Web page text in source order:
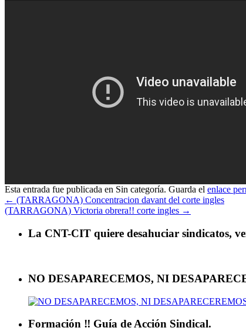
Esta entrada fue publicada en Sin categoría. Guarda el enlace
← (TARRAGONA) Concentracion davant del corte ingles
(TARRAGONA) Victoria obrera!! corte ingles →
La CNT-CIT quiere desahuciar sindicatos,
NO DESAPARECEMOS, NI
Formación ‼ Guía de Acción Sindical.